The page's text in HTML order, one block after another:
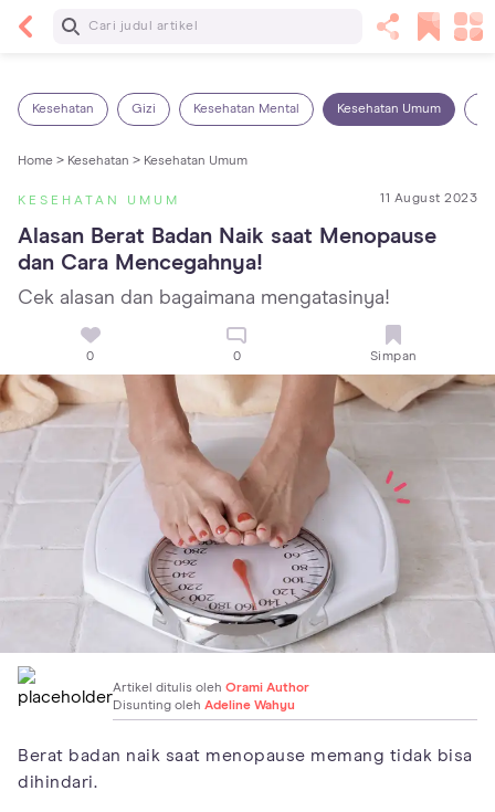
Baca Selanjutnya
Kesehatan Gizi Kesehatan Mental Kesehatan Umum
Home > Kesehatan > Kesehatan Umum
KESEHATAN UMUM 11 August 2023
Alasan Berat Badan Naik saat Menopause
dan Cara Mencegahnya!
Cek alasan dan bagaimana mengatasinya!
0 0 Simpan
Artikel ditulis oleh Orami Author
Disunting oleh Adeline Wahyu
Berat badan naik saat menopause memang tidak bisa
dihindari.